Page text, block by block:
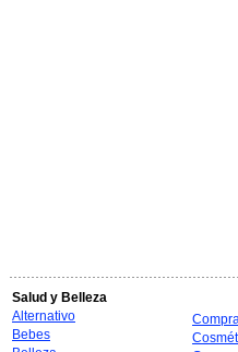
Salud y Belleza
Alternativo
Bebes